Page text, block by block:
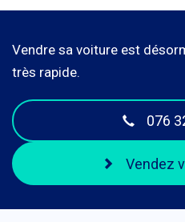
Vendre sa voiture est
très rapide.
076
Vendez